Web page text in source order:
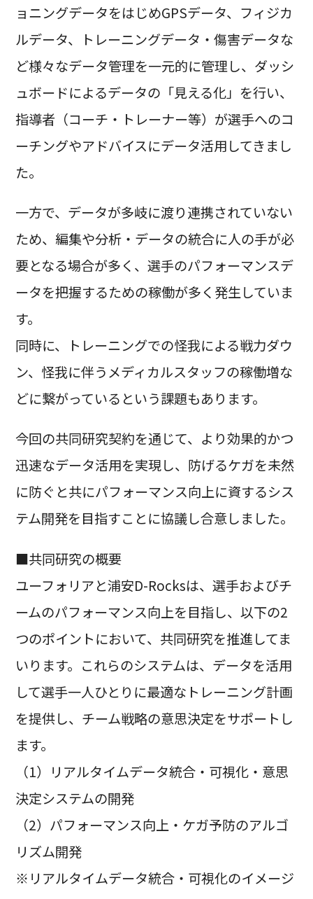
ョニングデータをはじめGPSデータ、フィジカ
ルデータ、トレーニングデータ・傷害データな
ど様々なデータ管理を一元的に管理し、ダッシ
ュボードによるデータの「見える化」を行い、
指導者（コーチ・トレーナー等）が選手へのコ
ーチングやアドバイスにデータ活用してきまし
た。
一方で、データが多岐に渡り連携されていない
ため、編集や分析・データの統合に人の手が必
要となる場合が多く、選手のパフォーマンスデ
ータを把握するための稼働が多く発生していま
す。
同時に、トレーニングでの怪我による戦力ダウ
ン、怪我に伴うメディカルスタッフの稼働増な
どに繋がっているという課題もあります。
今回の共同研究契約を通じて、より効果的かつ
迅速なデータ活用を実現し、防げるケガを未然
に防ぐと共にパフォーマンス向上に資するシス
テム開発を目指すことに協議し合意しました。
■共同研究の概要
ユーフォリアと浦安D-Rocksは、選手およびチ
ームのパフォーマンス向上を目指し、以下の2
つのポイントにおいて、共同研究を推進してま
いります。これらのシステムは、データを活用
して選手一人ひとりに最適なトレーニング計画
を提供し、チーム戦略の意思決定をサポートし
ます。
（1）リアルタイムデータ統合・可視化・意思
決定システムの開発
（2）パフォーマンス向上・ケガ予防のアルゴ
リズム開発
※リアルタイムデータ統合・可視化のイメージ